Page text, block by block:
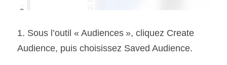
1. Sous l’outil « Audiences », cliquez Create
Audience, puis choisissez Saved Audience.